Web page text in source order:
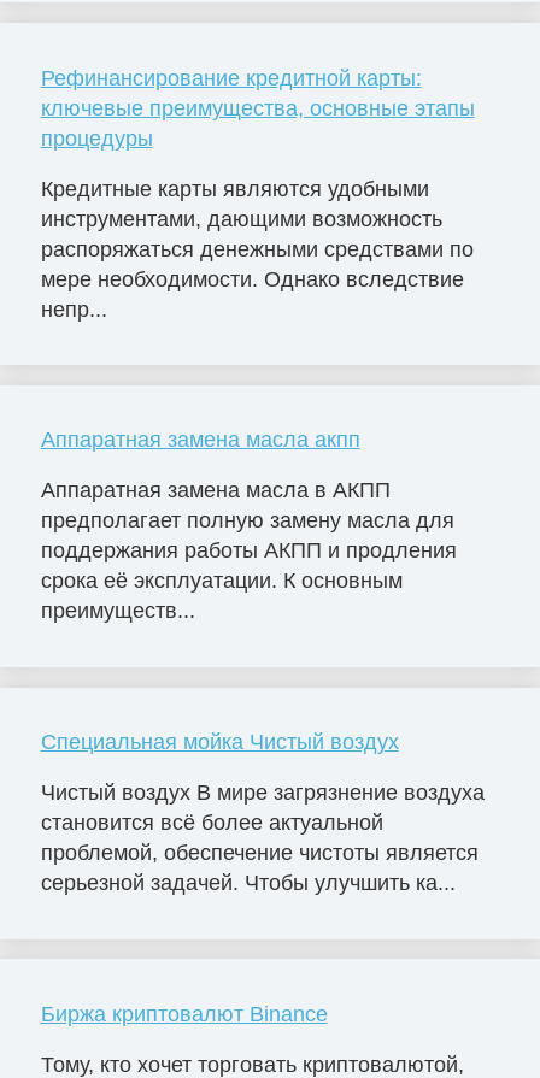
Рефинансирование кредитной карты:
ключевые преимущества, основные этапы
процедуры
Кредитные карты являются удобными
инструментами, дающими возможность
распоряжаться денежными средствами по
мере необходимости. Однако вследствие
непр...
Аппаратная замена масла акпп
Аппаратная замена масла в АКПП
предполагает полную замену масла для
поддержания работы АКПП и продления
срока её эксплуатации. К основным
преимуществ...
Специальная мойка Чистый воздух
Чистый воздух В мире загрязнение воздуха
становится всё более актуальной
проблемой, обеспечение чистоты является
серьезной задачей. Чтобы улучшить ка...
Биржа криптовалют Binance
Тому, кто хочет торговать криптовалютой,